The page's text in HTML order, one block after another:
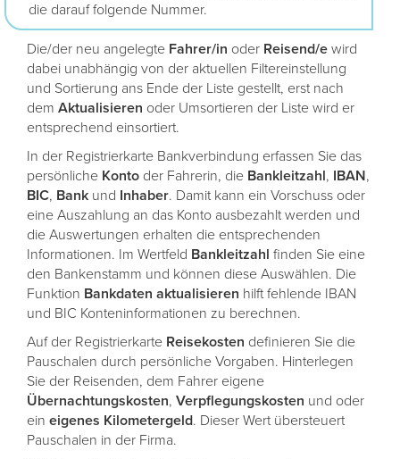
die darauf folgende Nummer.
Die/der neu angelegte Fahrer/in oder Reisend/e wird
dabei unabhängig von der aktuellen Filtereinstellung
und Sortierung ans Ende der Liste gestellt, erst nach
dem Aktualisieren oder Umsortieren der Liste wird er
entsprechend einsortiert.
In der Registrierkarte Bankverbindung erfassen Sie das
persönliche Konto der Fahrerin, die Bankleitzahl, IBAN,
BIC, Bank und Inhaber. Damit kann ein Vorschuss oder
eine Auszahlung an das Konto ausbezahlt werden und
die Auswertungen erhalten die entsprechenden
Informationen. Im Wertfeld Bankleitzahl finden Sie eine
den Bankenstamm und können diese Auswählen. Die
Funktion Bankdaten aktualisieren hilft fehlende IBAN
und BIC Konteninformationen zu berechnen.
Auf der Registrierkarte Reisekosten definieren Sie die
Pauschalen durch persönliche Vorgaben. Hinterlegen
Sie der Reisenden, dem Fahrer eigene
Übernachtungskosten, Verpflegungskosten und oder
ein eigenes Kilometergeld. Dieser Wert übersteuert
Pauschalen in der Firma.